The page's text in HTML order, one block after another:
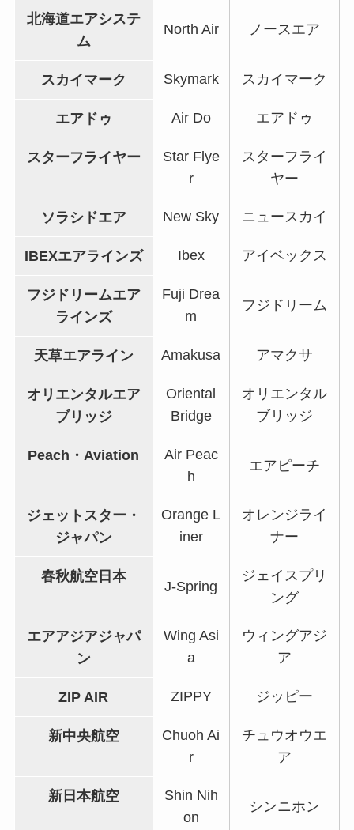
北海道エアシステ
ム
North Air ノースエア
スカイマーク Skymark スカイマーク
エアドゥ Air Do エアドゥ
スターフライヤー
Star Flye
r
スターフライ
ヤー
ソラシドエア New Sky ニュースカイ
IBEXエアラインズ Ibex アイベックス
フジドリームエア
ラインズ
Fuji Drea
m
フジドリーム
天草エアライン Amakusa アマクサ
オリエンタルエア
ブリッジ
Oriental
Bridge
オリエンタル
ブリッジ
Peach・Aviation
Air Peac
h
エアピーチ
ジェットスター・
ジャパン
Orange L
iner
オレンジライ
ナー
春秋航空日本
J-Spring
ジェイスプリ
ング
エアアジアジャパ
ン
Wing Asi
a
ウィングアジ
ア
ZIP AIR ZIPPY ジッピー
新中央航空
Chuoh Ai
r
チュウオウエ
ア
新日本航空
Shin Nih
on
シンニホン